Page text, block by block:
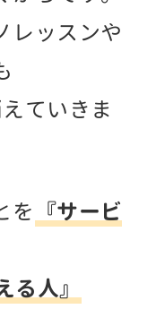
レッスンや
ていきま
を 『サービ
る人』